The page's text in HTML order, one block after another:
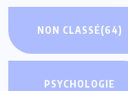
NON CLASSÉ(64)
PSYCHOLOGIE